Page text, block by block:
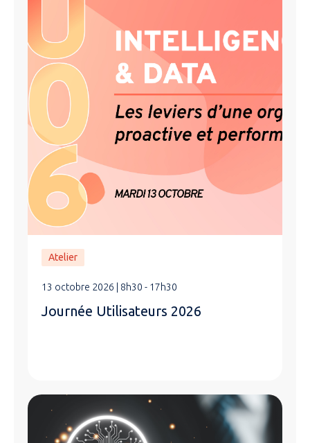
Atelier
13 octobre 2026 | 8h30 - 17h30
Journée Utilisateurs 2026